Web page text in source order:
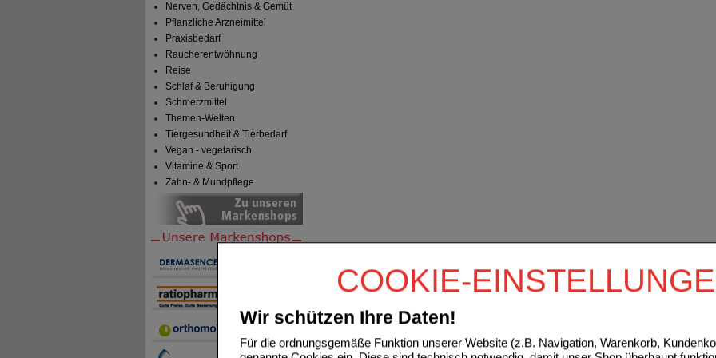
COOKIE-
Wir schützen Ihre Daten!
Für die ordnungsgemäße Funktion unserer Website (z.B. Navigation, Warenkorb,
Nerven, Gedächtnis & Gemüt
Pflanzliche Arzneimittel
Praxisbedarf
Raucherentwöhnung
Reise
Schlaf & Beruhigung
Schmerzmittel
Themen-Welten
Tiergesundheit & Tierbedarf
Vegan - vegetarisch
Vitamine & Sport
Zahn- & Mundpflege